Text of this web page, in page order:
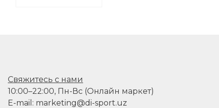
Свяжитесь с нами
10:00–22:00, Пн-Вс (Онлайн маркет)
E-mail: marketing@di-sport.uz